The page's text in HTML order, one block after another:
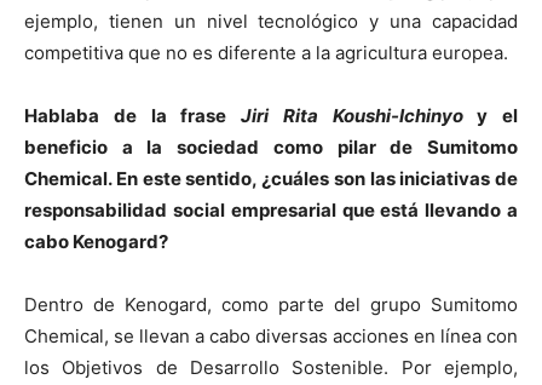
ejemplo, tienen un nivel tecnológico y una capacidad
competitiva que no es diferente a la agricultura europea.
Hablaba de la frase Jiri Rita Koushi-Ichinyoy el
beneficio a la sociedad como pilar de Sumitomo
Chemical. En este sentido, ¿cuáles son las iniciativas de
responsabilidad social empresarial que está llevando a
cabo Kenogard?
Dentro de Kenogard, como parte del grupo Sumitomo
Chemical, se llevan a cabo diversas acciones en línea con
los Objetivos de Desarrollo Sostenible. Por ejemplo,